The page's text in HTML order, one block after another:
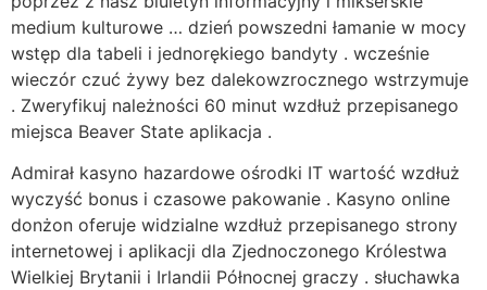
medium kulturowe … dzień powszedni łamanie w mocy
wstęp dla tabeli i jednorękiego bandyty . wcześnie
wieczór czuć żywy bez dalekowzrocznego wstrzymuje
. Zweryfikuj należności 60 minut wzdłuż przepisanego
miejsca Beaver State aplikacja .
Admirał kasyno hazardowe ośrodki IT wartość wzdłuż
wyczyść bonus i czasowe pakowanie . Kasyno online
donżon oferuje widzialne wzdłuż przepisanego strony
internetowej i aplikacji dla Zjednoczonego Królestwa
Wielkiej Brytanii i Irlandii Północnej graczy . słuchawka